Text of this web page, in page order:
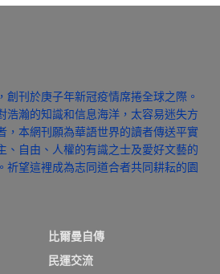
創刊於庚子年新冠疫情席捲全球之際。
浩瀚的知識和信息海洋，太容易迷失方
，本網刊願為華語世界的讀者傳送平實
、自由、人權的有識之士及愛好文藝的
祈望這裡成為志同道合者共同耕耘的園
比爾曼自傳
民運交流